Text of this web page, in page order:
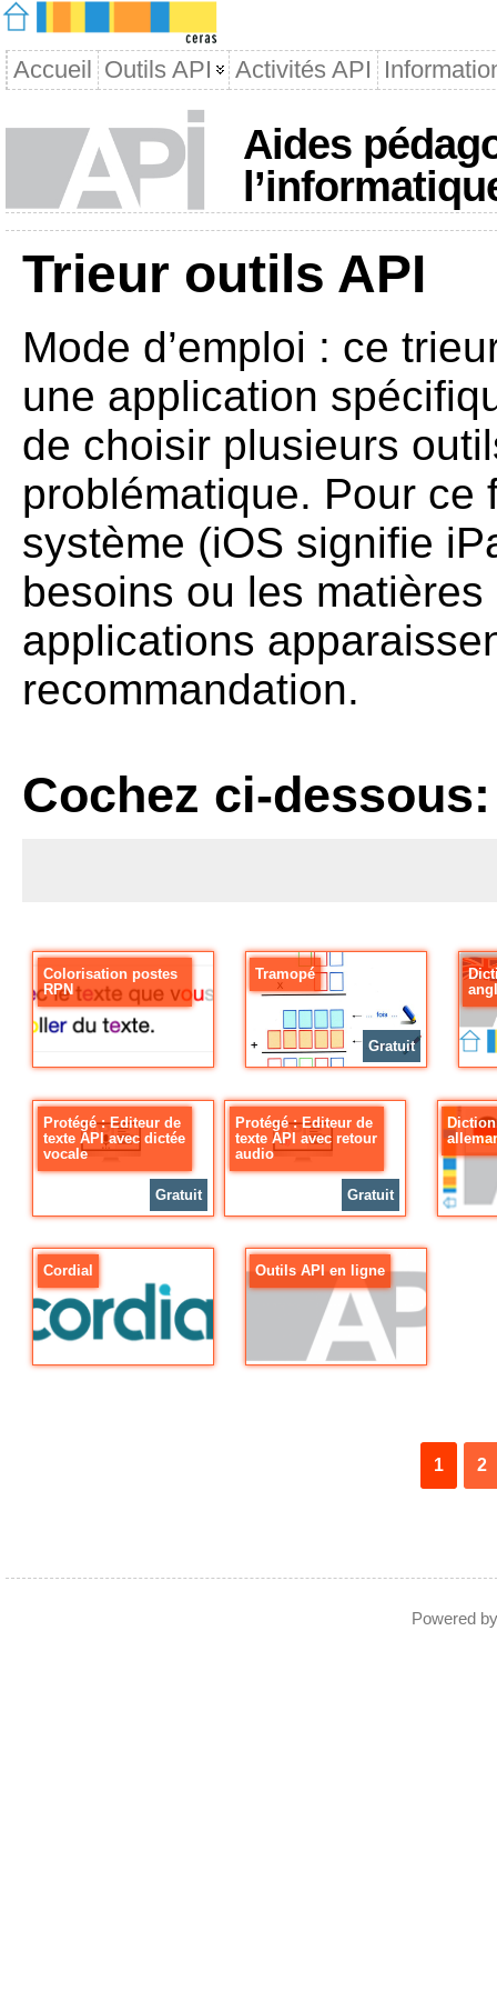
Accueil Outils API Activités API
Aides
Trieur outils API
Mode d’emploi : ce
une application
de choisir plusieurs
problématique. Pour ce
système (iOS signifie
besoins ou les
applications
recommandation.
Cochez ci-dessous:
Colorisation postes
RPN
Tramopé
Gratuit
Protégé : Editeur de
texte API avec dictée
vocale
Gratuit
Protégé : Editeur de
texte API avec retour
audio
Gratuit
Cordial Outils API en ligne
1 2
Powered